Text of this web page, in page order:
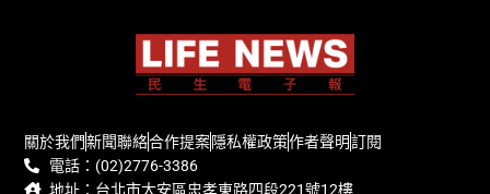
關於我們新聞聯絡合作提案隱私權政策作者聲明訂閱
電話：(02)2776-3386
地址：台北市大安區忠孝東路四段221號12樓